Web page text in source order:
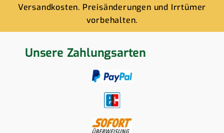
Versandkosten. Preisänderungen und Irrtümer
vorbehalten.
Unsere Zahlungsarten